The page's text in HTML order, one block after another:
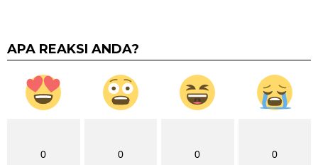
APA REAKSI ANDA?
0 0 0 0